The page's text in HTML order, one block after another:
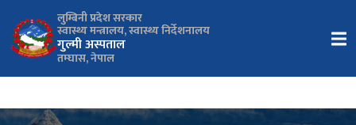
लुम्बिनी प्रदेश सरकार
स्वास्थ्य मन्त्रालय, स्वास्थ्य निर्देशनालय
गुल्मी अस्पताल
तम्घास, नेपाल